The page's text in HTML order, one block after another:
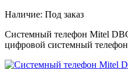
Наличие: Под заказ
Системный телефон Мitеl
цифровой системный